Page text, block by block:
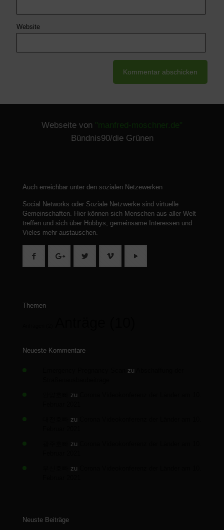
Website
Webseite von "manfred-moschner.de"
Bündnis90/die Grünen
Auch erreichbar unter den sozialen Netzewerken
Social Networks oder Soziale Netzwerke sind virtuelle
Gemeinschaften. Hier können sich Menschen aus aller Welt
treffen und sich über Hobbys, gemeinsame Interessen und
Vieles mehr austauschen.
Themen
Neueste Kommentare
zu
zu
zu
zu
zu
Neuste Beiträge